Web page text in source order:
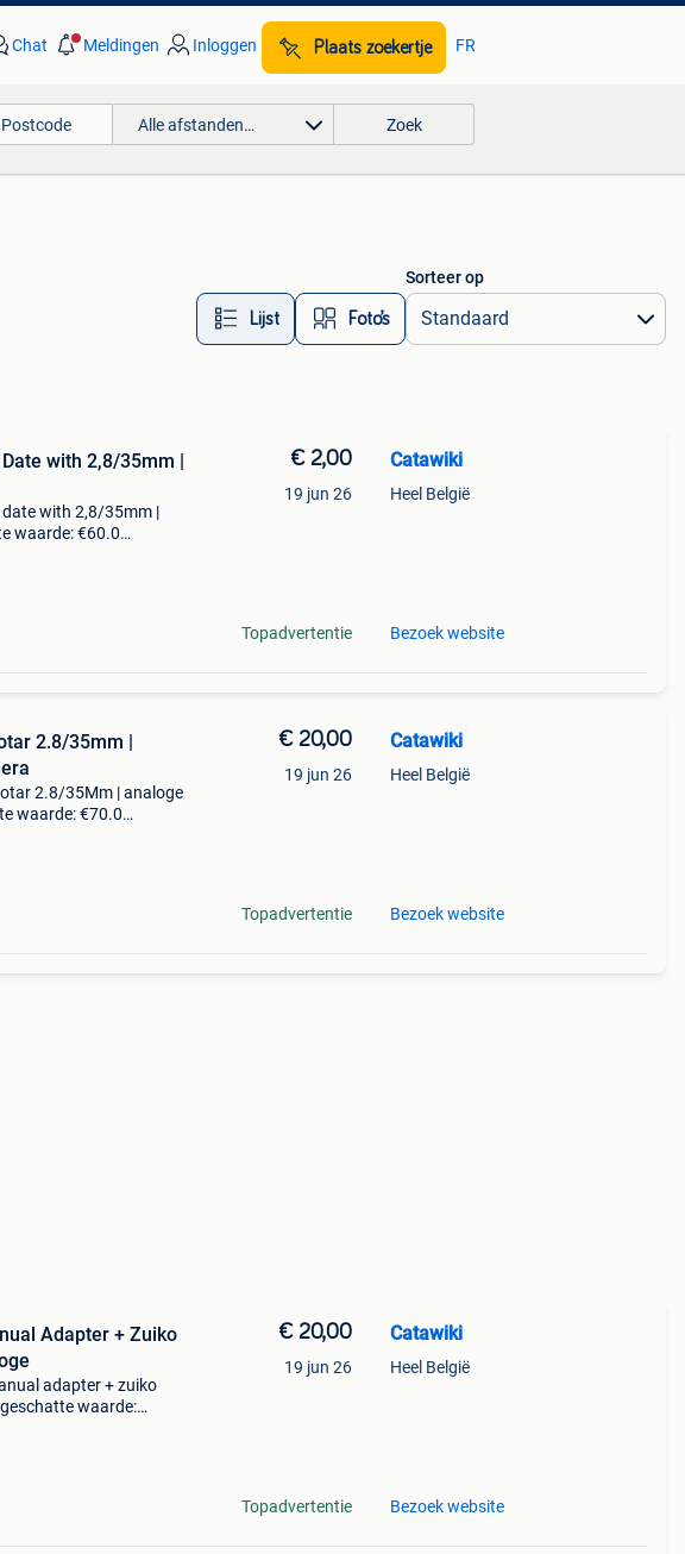
Chat Meldingen Inloggen Plaats zoekertje FR
Alle afstanden… Zoek
Lijst Foto’s
Sorteer op
with 2,8/35mm |
with 2,8/35mm |
waarde: €60.0
€ 2,00
19 jun 26
Topadvertentie
Catawiki
Heel België
Bezoek website
2.8/35mm |
2.8/35Mm | analoge
waarde: €70.0
€ 20,00
19 jun 26
Topadvertentie
Catawiki
Heel België
Bezoek website
Adapter + Zuiko
adapter + zuiko
waarde:
€ 20,00
19 jun 26
Topadvertentie
Catawiki
Heel België
Bezoek website